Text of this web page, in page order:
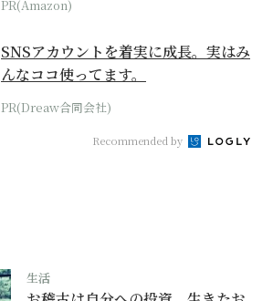
PR(Amazon)
SNSアカウントを着実に成長。実はみ
んなココ使ってます。
PR(Dreaw合同会社)
Recommended by
生活